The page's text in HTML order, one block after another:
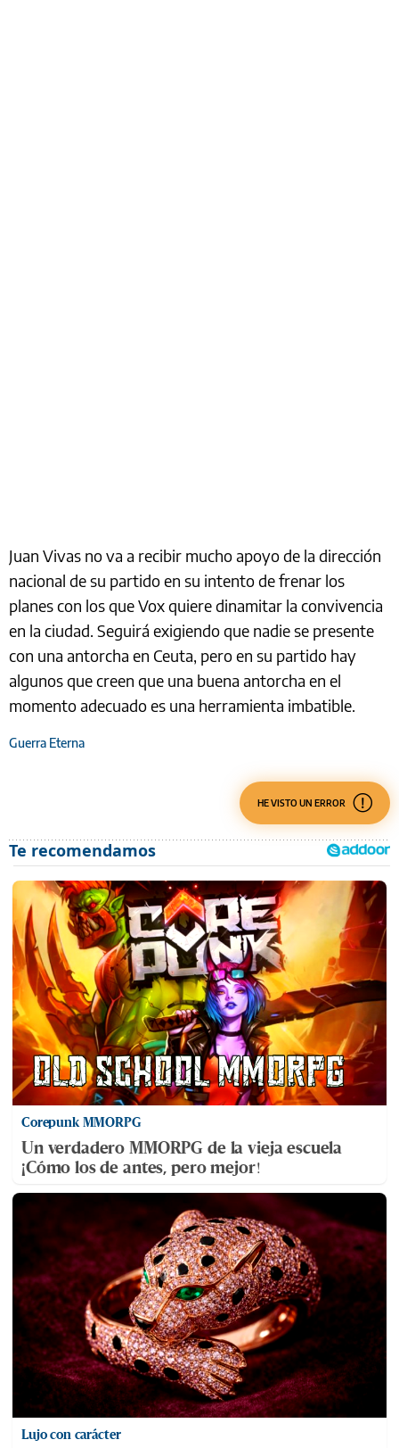
Juan Vivas no va a recibir mucho apoyo de la dirección
nacional de su partido en su intento de frenar los
planes con los que Vox quiere dinamitar la convivencia
en la ciudad. Seguirá exigiendo que nadie se presente
con una antorcha en Ceuta, pero en su partido hay
algunos que creen que una buena antorcha en el
momento adecuado es una herramienta imbatible.
Guerra Eterna
HE VISTO UN ERROR
Corepunk MMORPG
Un verdadero MMORPG de la vieja escuela
¡Cómo los de antes, pero mejor!
Lujo con carácter